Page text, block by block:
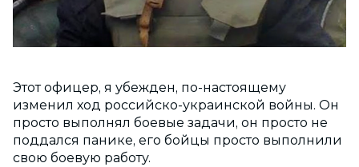
Этот офицер, я убежден, по-настоящему
изменил ход российско-украинской войны. Он
просто выполнял боевые задачи, он просто не
поддался панике, его бойцы просто выполнили
свою боевую работу.